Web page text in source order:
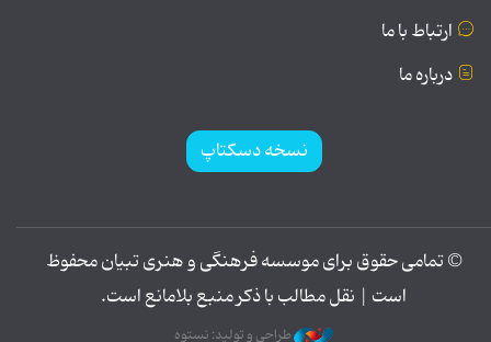
ارتباط با ما
درباره ما
نسخه دسکتاپ
© تمامی حقوق برای موسسه فرهنگی و هنری تبیان محفوظ
است | نقل مطالب با ذکر منبع بلامانع است.
طراحی و تولید: نستوه